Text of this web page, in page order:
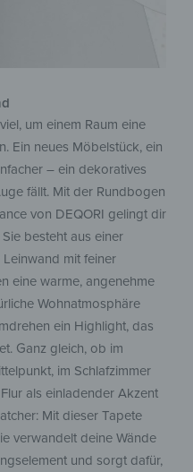
um einem Raum eine
Ein neues Möbelstück, ein
– ein dekoratives
fällt. Mit der Rundbogen
von DEQORI gelingt dir
besteht aus einer
mit feiner
eine warme, angenehme
Wohnatmosphäre
ein Highlight, das
Ganz gleich, ob im
im Schlafzimmer
als einladender Akzent
Mit dieser Tapete
verwandelt deine Wände
und sorgt dafür,